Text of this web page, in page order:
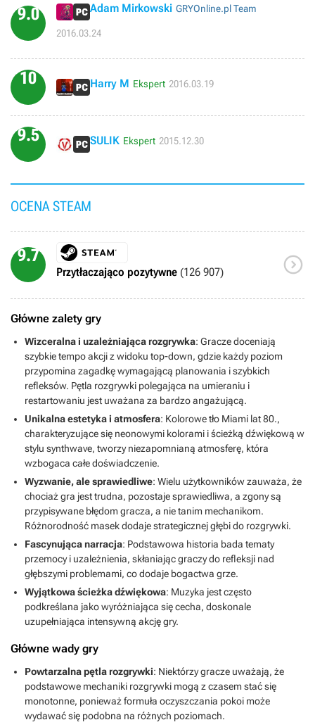
9.0 Adam Mirkowski GRYOnline.pl Team
2016.03.24
10 Harry M Ekspert 2016.03.19
9.5 SULIK Ekspert 2015.12.30
OCENA STEAM
9.7
Przytłaczająco pozytywne (126 907) 
Główne zalety gry
Wizceralna i uzależniająca rozgrywka: Gracze doceniają
szybkie tempo akcji z widoku top-down, gdzie każdy poziom
przypomina zagadkę wymagającą planowania i szybkich
refleksów. Pętla rozgrywki polegająca na umieraniu i
restartowaniu jest uważana za bardzo angażującą.
Unikalna estetyka i atmosfera: Kolorowe tło Miami lat 80.,
charakteryzujące się neonowymi kolorami i ścieżką dźwiękową w
stylu synthwave, tworzy niezapomnianą atmosferę, która
wzbogaca całe doświadczenie.
Wyzwanie, ale sprawiedliwe: Wielu użytkowników zauważa, że
chociaż gra jest trudna, pozostaje sprawiedliwa, a zgony są
przypisywane błędom gracza, a nie tanim mechanikom.
Różnorodność masek dodaje strategicznej głębi do rozgrywki.
Fascynująca narracja: Podstawowa historia bada tematy
przemocy i uzależnienia, skłaniając graczy do refleksji nad
głębszymi problemami, co dodaje bogactwa grze.
Wyjątkowa ścieżka dźwiękowa: Muzyka jest często
podkreślana jako wyróżniająca się cecha, doskonale
uzupełniająca intensywną akcję gry.
Główne wady gry
Powtarzalna pętla rozgrywki: Niektórzy gracze uważają, że
podstawowe mechaniki rozgrywki mogą z czasem stać się
monotonne, ponieważ formuła oczyszczania pokoi może
wydawać się podobna na różnych poziomach.